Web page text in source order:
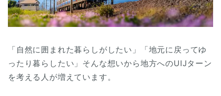
「自然に囲まれた暮らしがしたい」「地元に戻ってゆ
ったり暮らしたい」そんな想いから地方へのUIJターン
を考える人が増えています。